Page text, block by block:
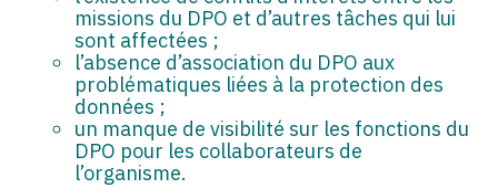
missions du DPO et d’autres tâches qui lui
sont affectées ;
l’absence d’association du DPO aux
problématiques liées à la protection des
données ;
un manque de visibilité sur les fonctions du
DPO pour les collaborateurs de
l’organisme.